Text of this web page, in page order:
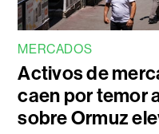
MERCADOS
Activos de
caen por temor
sobre Ormuz